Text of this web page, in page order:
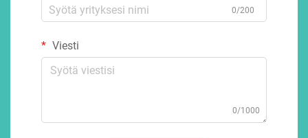
0/200
Viesti
0/1000